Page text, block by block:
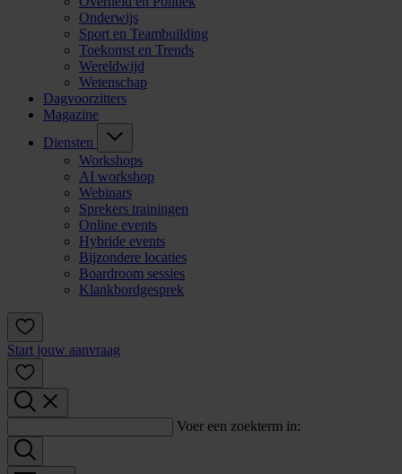
Onderwijs
Sport en Teambuilding
Toekomst en Trends
Wereldwijd
Wetenschap
Dagvoorzitters
Magazine
Diensten
Workshops
AI workshop
Webinars
Sprekers trainingen
Online events
Hybride events
Bijzondere locaties
Boardroom sessies
Klankbordgesprek
Start jouw aanvraag
Voer een zoekterm in: